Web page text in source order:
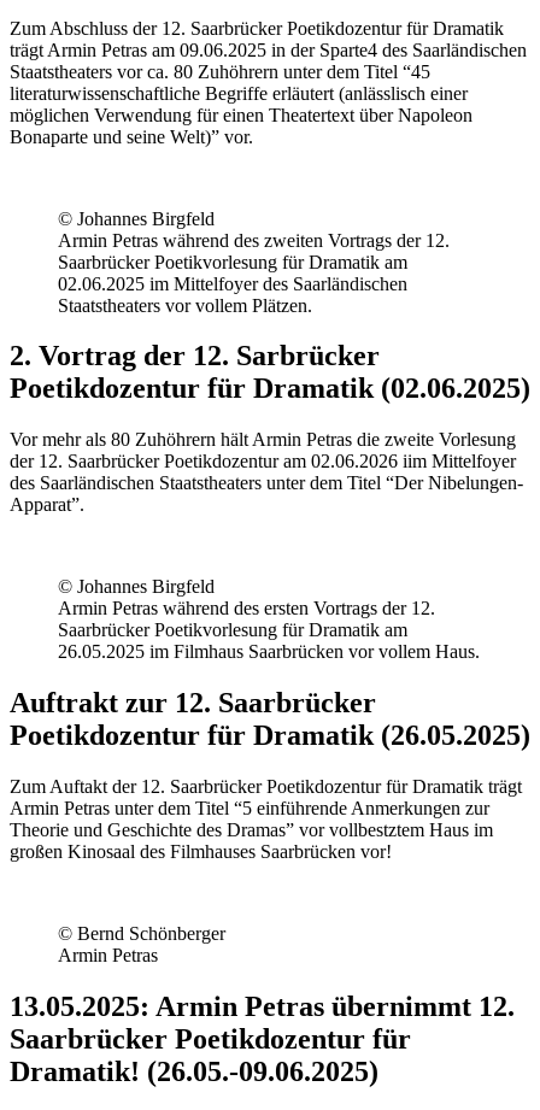
Zum Abschluss der 12. Saarbrücker Poetikdozentur für Dramatik
trägt Armin Petras am 09.06.2025 in der Sparte4 des Saarländischen
Staatstheaters vor ca. 80 Zuhöhrern unter dem Titel “45
literaturwissenschaftliche Begriffe erläutert (anlässlisch einer
möglichen Verwendung für einen Theatertext über Napoleon
Bonaparte und seine Welt)” vor.
© Johannes Birgfeld
Armin Petras während des zweiten Vortrags der 12.
Saarbrücker Poetikvorlesung für Dramatik am
02.06.2025 im Mittelfoyer des Saarländischen
Staatstheaters vor vollem Plätzen.
2. Vortrag der 12. Sarbrücker
Poetikdozentur für Dramatik (02.06.2025)
Vor mehr als 80 Zuhöhrern hält Armin Petras die zweite Vorlesung
der 12. Saarbrücker Poetikdozentur am 02.06.2026 iim Mittelfoyer
des Saarländischen Staatstheaters unter dem Titel “Der Nibelungen-
Apparat”.
© Johannes Birgfeld
Armin Petras während des ersten Vortrags der 12.
Saarbrücker Poetikvorlesung für Dramatik am
26.05.2025 im Filmhaus Saarbrücken vor vollem Haus.
Auftrakt zur 12. Saarbrücker
Poetikdozentur für Dramatik (26.05.2025)
Zum Auftakt der 12. Saarbrücker Poetikdozentur für Dramatik trägt
Armin Petras unter dem Titel “5 einführende Anmerkungen zur
Theorie und Geschichte des Dramas” vor vollbestztem Haus im
großen Kinosaal des Filmhauses Saarbrücken vor!
© Bernd Schönberger
Armin Petras
13.05.2025: Armin Petras übernimmt 12.
Saarbrücker Poetikdozentur für
Dramatik! (26.05.-09.06.2025)